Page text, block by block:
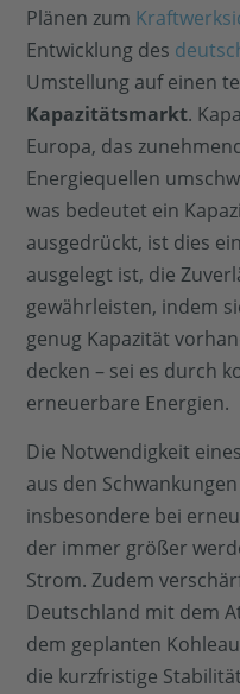
Plänen zum
Entwicklung des
Umstellung auf einen
Kapazitätsmarkt.
Europa, das
Energiequellen
was bedeutet ein
ausgedrückt, ist dies
ausgelegt ist, die
gewährleisten, indem
genug Kapazität
decken – sei es durch
erneuerbare Energien.
Die Notwendigkeit
aus den
insbesondere bei
der immer größer
Strom. Zudem
Deutschland mit dem
dem geplanten
die kurzfristige